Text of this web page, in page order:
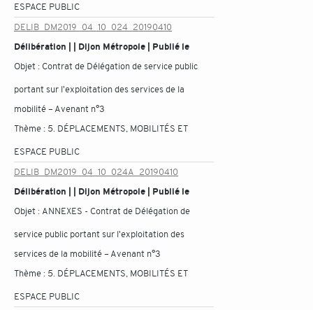
ESPACE PUBLIC
DELIB_DM2019_04_10_024_20190410
Délibération | | Dijon Métropole | Publié le
Objet : Contrat de Délégation de service public
portant sur l'exploitation des services de la
mobilité – Avenant n°3
Thème : 5. DÉPLACEMENTS, MOBILITÉS ET
ESPACE PUBLIC
DELIB_DM2019_04_10_024A_20190410
Délibération | | Dijon Métropole | Publié le
Objet : ANNEXES - Contrat de Délégation de
service public portant sur l'exploitation des
services de la mobilité – Avenant n°3
Thème : 5. DÉPLACEMENTS, MOBILITÉS ET
ESPACE PUBLIC